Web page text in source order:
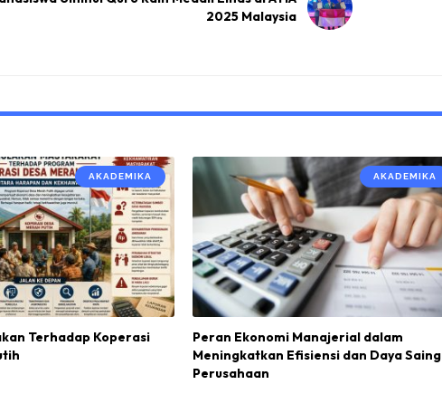
2025 Malaysia
AKADEMIKA
Terhadap Koperasi
AKADEMIKA
Peran Ekonomi Manajerial dalam
Meningkatkan Efisiensi dan Daya Saing
Perusahaan